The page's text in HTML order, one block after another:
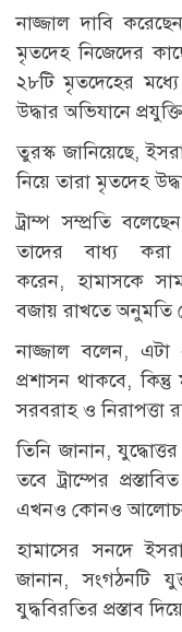
নাজ্জাল দাবি
মৃতদেহ নিজেদের
২৮টি মৃতদেহের মধ্যে
উদ্ধার অভিযানে
তুরস্ক জানিয়েছে,
নিয়ে তারা মৃতদেহ
ট্রাম্প সম্প্রতি
তাদের বাধ্য
করেন, হামাসকে
বজায় রাখতে অনুমতি
নাজ্জাল বলেন, এটা
প্রশাসন থাকবে,
সরবরাহ ও নিরাপত্তা
তিনি জানান,
তবে ট্রাম্পের
এখনও কোনও
হামাসের সনদে
জানান, সংগঠনটি
যুদ্ধবিরতির প্রস্তাব